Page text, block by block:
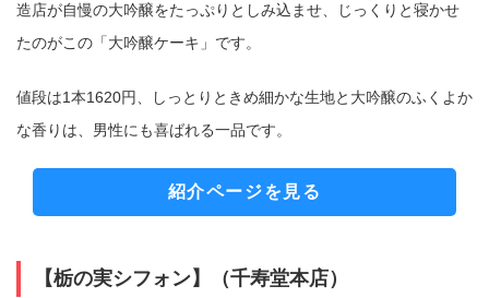
造店が自慢の大吟醸をたっぷりとしみ込ませ、じっくりと寝かせ
たのがこの「大吟醸ケーキ」です。
値段は1本1620円、しっとりときめ細かな生地と大吟醸のふくよか
な香りは、男性にも喜ばれる一品です。
紹介ページを見る
【栃の実シフォン】（千寿堂本店）